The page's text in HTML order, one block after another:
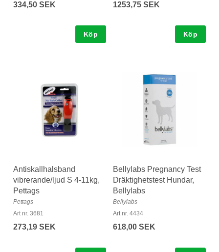
334,50 SEK
Köp
1253,75 SEK
Köp
Antiskallhalsband
vibrerande/ljud S 4-11kg,
Pettags
Pettags
Art nr. 3681
273,19 SEK
Bellylabs Pregnancy Test
Dräktighetstest Hundar,
Bellylabs
Bellylabs
Art nr. 4434
618,00 SEK